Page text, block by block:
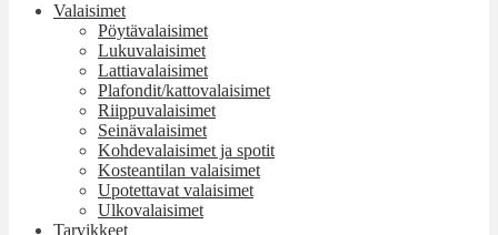
Valaisimet
Pöytävalaisimet
Lukuvalaisimet
Lattiavalaisimet
Plafondit/kattovalaisimet
Riippuvalaisimet
Seinävalaisimet
Kohdevalaisimet ja spotit
Kosteantilan valaisimet
Upotettavat valaisimet
Ulkovalaisimet
Tarvikkeet